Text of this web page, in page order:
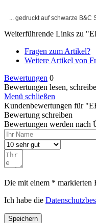
... gedruckt auf schwarze B&C
Weiterführende Links zu
Fragen zum Artikel?
Weitere Artikel von
Bewertungen 0
Bewertungen lesen,
Menü schließen
Kundenbewertungen für
Bewertung schreiben
Bewertungen werden nach
Die mit einem * markierten
Ich habe die
Speichern